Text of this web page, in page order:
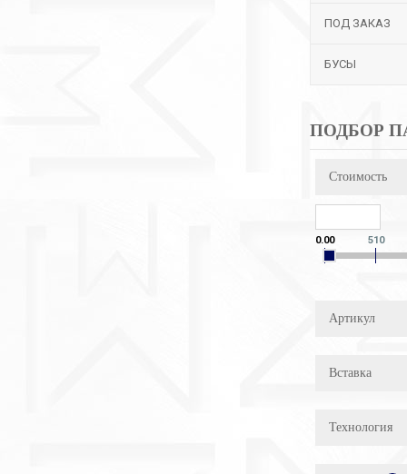
ПОД ЗАКАЗ
БУСЫ
ПОДБОР
Стоимость
0.00 510
Артикул
Вставка
Технология